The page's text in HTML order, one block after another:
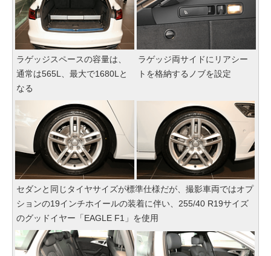
ラゲッジスペースの容量は、
通常は565L、最大で1680Lと
なる
ラゲッジ両サイドにリアシー
トを格納するノブを設定
セダンと同じタイヤサイズが標準仕様だが、撮影車両ではオプ
ションの19インチホイールの装着に伴い、255/40 R19サイズ
のグッドイヤー「EAGLE F1」を使用